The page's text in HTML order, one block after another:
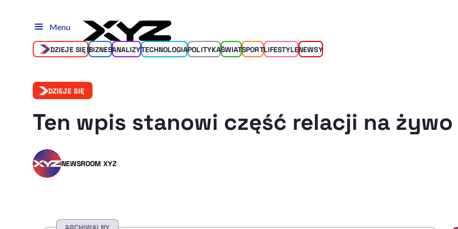
Menu
DZIEJE SIĘ!BIZNESANALIZYTECHNOLOGIAPOLITYKAŚWIATSPORTLIFESTYLENEWSY
DZIEJE SIĘ
Ten wpis stanowi część relacji na
NEWSROOM XYZ